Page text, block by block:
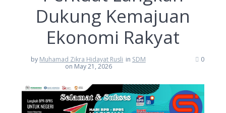
Dukung Kemajuan
Ekonomi Rakyat
by Muhamad Zikra Hidayat Rusli in SDM
on May 21, 2026
0